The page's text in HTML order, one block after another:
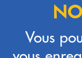
Vous